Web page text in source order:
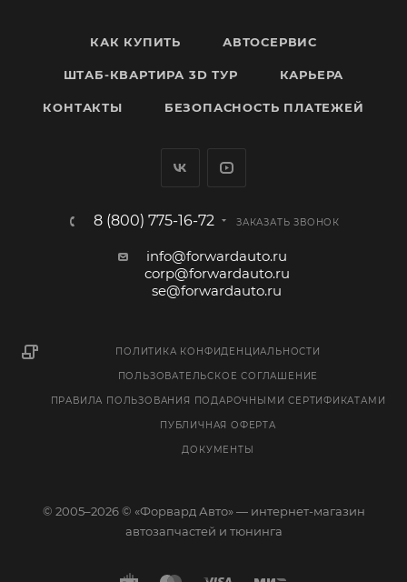
КАК КУПИТЬ АВТОСЕРВИС
ШТАБ-КВАРТИРА 3D ТУР КАРЬЕРА
КОНТАКТЫ БЕЗОПАСНОСТЬ ПЛАТЕЖЕЙ
8 (800) 775-16-72 ЗАКАЗАТЬ ЗВОНОК
info@forwardauto.ru
corp@forwardauto.ru
se@forwardauto.ru
ПОЛИТИКА КОНФИДЕНЦИАЛЬНОСТИ
ПОЛЬЗОВАТЕЛЬСКОЕ СОГЛАШЕНИЕ
ПРАВИЛА ПОЛЬЗОВАНИЯ ПОДАРОЧНЫМИ СЕРТИФИКАТАМИ
ПУБЛИЧНАЯ ОФЕРТА
ДОКУМЕНТЫ
© 2005–2026 © «Форвард Авто» — интернет-магазин
автозапчастей и тюнинга